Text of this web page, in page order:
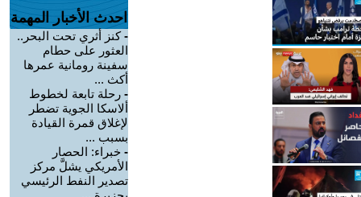
احدث الأخبار المهمة
-كنز أثري تحت البحر..
العثور على حطام
سفينة رومانية عمرها
أكث ...
- رحلة تابعة لخطوط
ألاسكا الجوية تضطر
لإغلاق قمرة القيادة
بسبب ...
- خبراء: الحصار
الأمريكي يشلَّ مركز
تصدير النفط الرئيسي